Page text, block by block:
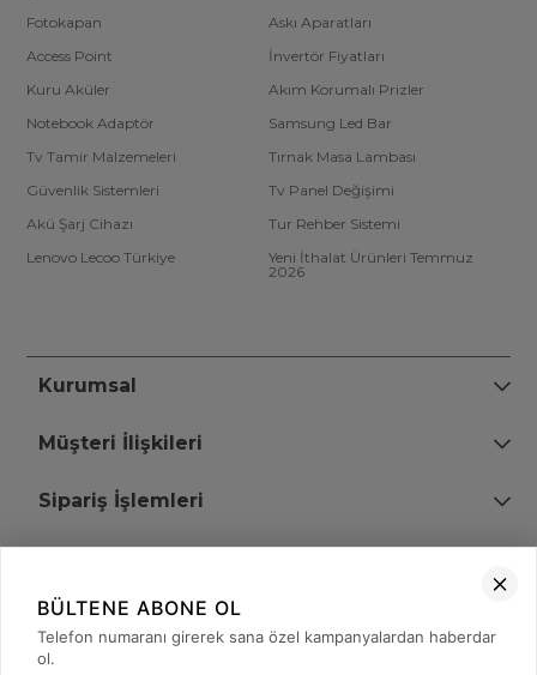
Fotokapan
Askı Aparatları
Access Point
İnvertör Fiyatları
Kuru Aküler
Akım Korumalı Prizler
Notebook Adaptör
Samsung Led Bar
Tv Tamir Malzemeleri
Tırnak Masa Lambası
Güvenlik Sistemleri
Tv Panel Değişimi
Akü Şarj Cihazı
Tur Rehber Sistemi
Lenovo Lecoo Türkiye
Yeni İthalat Ürünleri Temmuz
2026
Kurumsal
Müşteri İlişkileri
Sipariş İşlemleri
+90 (850) 473 08 08
BÜLTENE ABONE OL
Telefon numaranı girerek sana özel kampanyalardan haberdar
ol.